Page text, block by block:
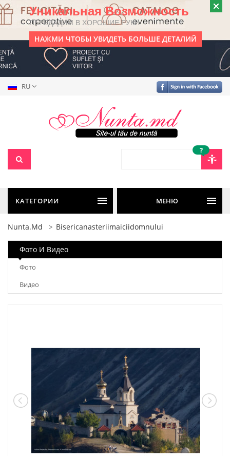
Уникальная Возможность
ПЕРЕДАДИМ В ХОРОШИЕ РУКИ
НАЖМИ ЧТОБЫ УВИДЕТЬ БОЛЬШЕ ДЕТАЛИЙ
RU
?
КАТЕГОРИИ МЕНЮ
Nunta.md Bisericanasteriimaiciidomnului
Фото И Видео
Фото
Видео